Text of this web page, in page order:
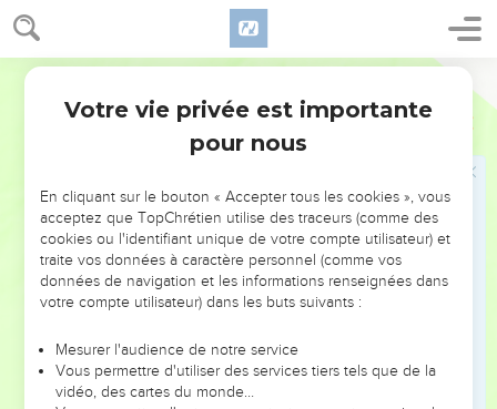
Esaïe 61
ressources des nations et vous tirerez profit de leur gloire.
Au lieu de la honte, vous aurez une double part. Au lieu de
connaître l’humiliation, ils crieront de joie en voyant leur
héritage. C’est ainsi qu’ils posséderont le double dans leur
En effet, moi, l'Eternel, j'aime le droit, je déteste voir le vol
associé aux holocaustes. Je leur donnerai fidèlement leur
récompense et je conclurai une alliance éternelle avec eux.
Leur descendance sera connue parmi les nations et leur
progéniture parmi les peuples. Tous ceux qui les verront
reconnaîtront qu'ils sont une lignée bénie de l'Eternel.
Chant de reconnaissance
Je me réjouirai en l'Eternel, tout mon être tressaillira
Votre vie privée est importante
pour nous
En cliquant sur le bouton « Accepter tous les cookies », vous
acceptez que TopChrétien utilise des traceurs (comme des
cookies ou l'identifiant unique de votre compte utilisateur) et
traite vos données à caractère personnel (comme vos
données de navigation et les informations renseignées dans
votre compte utilisateur) dans les buts suivants :
Mesurer l'audience de notre service
Vous permettre d'utiliser des services tiers tels que de la
vidéo, des cartes du monde…